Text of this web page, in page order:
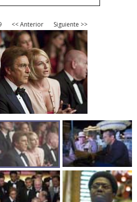
<< Anterior Siguiente >>